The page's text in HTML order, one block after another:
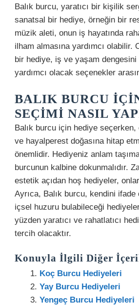
Balık burcu, yaratıcı bir kişilik
sanatsal bir hediye, örneğin bir
müzik aleti, onun iş hayatında
ilham almasına yardımcı olabilir.
bir hediye, iş ve yaşam dengesini
yardımcı olacak seçenekler
BALIK BURCU
SEÇIMI NASIL
Balık burcu için hediye seçerken,
ve hayalperest doğasına hitap
önemlidir. Hediyeniz anlam
burcunun kalbine dokunmalıdır.
estetik açıdan hoş hediyeler,
Ayrıca, Balık burcu, kendini
içsel huzuru bulabileceği
yüzden yaratıcı ve rahatlatıcı
tercih olacaktır.
Konuyla İlgili Diğer
Koç Burcu Hediyeleri
Yay Burcu Hediyeleri
Yengeç Burcu Hediyeleri